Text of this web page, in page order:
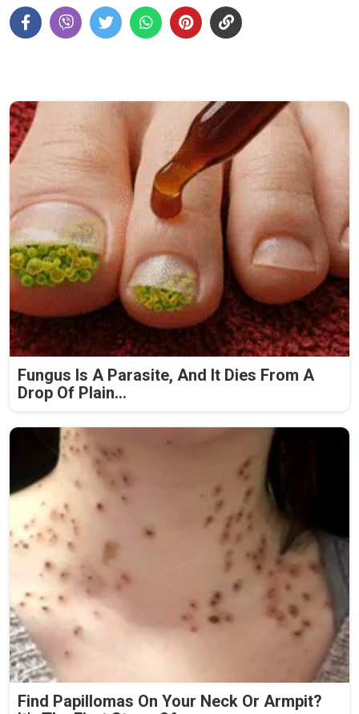
Fungus Is A Parasite, And It Dies From A
Drop Of Plain...
Find Papillomas On Your Neck Or Armpit?